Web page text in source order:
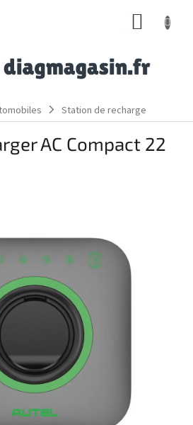
PANIER
Station de recharge
AC Compact 22